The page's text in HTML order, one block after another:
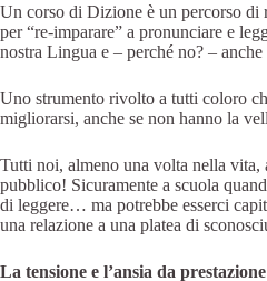
Un corso di Dizione è un percorso di
per “re-imparare” a pronunciare e
nostra Lingua e – perché no? –
Uno strumento rivolto a tutti coloro
migliorarsi, anche se non hanno la
Tutti noi, almeno una volta nella vita,
pubblico! Sicuramente a scuola
di leggere… ma potrebbe esserci
una relazione a una platea di
La tensione e l’ansia da